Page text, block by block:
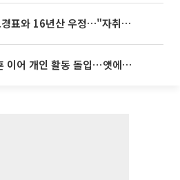
'나혼산' 류혜영, 고경표와 16년산 우정…"자취방서 부모님과 마주쳐"
더보이즈 선우, 영훈 이어 개인 활동 돌입⋯앳에어리어와 전속계약